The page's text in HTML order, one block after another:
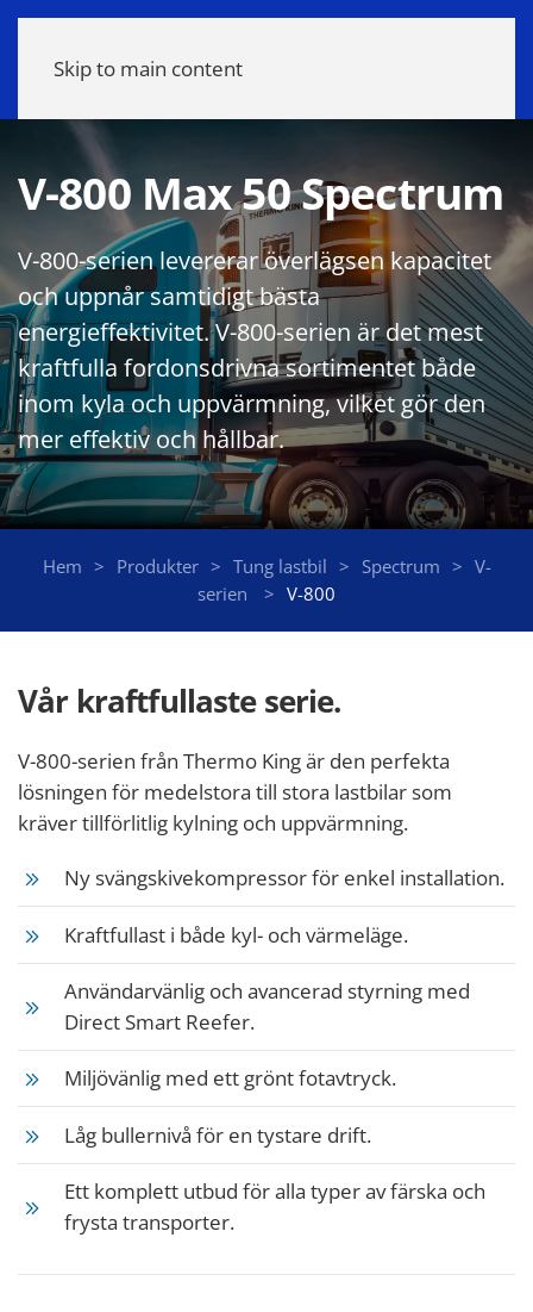
Skip to main content
V-800 Max 50 Spectrum
V-800-serien levererar överlägsen kapacitet
och uppnår samtidigt bästa
energieffektivitet. V-800-serien är det mest
kraftfulla fordonsdrivna sortimentet både
inom kyla och uppvärmning, vilket gör den
mer effektiv och hållbar.
Hem Produkter Tung lastbil Spectrum
V-
serien
V-800
Vår kraftfullaste serie.
V-800-serien från Thermo King är den perfekta
lösningen för medelstora till stora lastbilar som
kräver tillförlitlig kylning och uppvärmning.
Ny svängskivekompressor för enkel installation.
Kraftfullast i både kyl- och värmeläge.
Användarvänlig och avancerad styrning med
Direct Smart Reefer.
Miljövänlig med ett grönt fotavtryck.
Låg bullernivå för en tystare drift.
Ett komplett utbud för alla typer av färska och
frysta transporter.